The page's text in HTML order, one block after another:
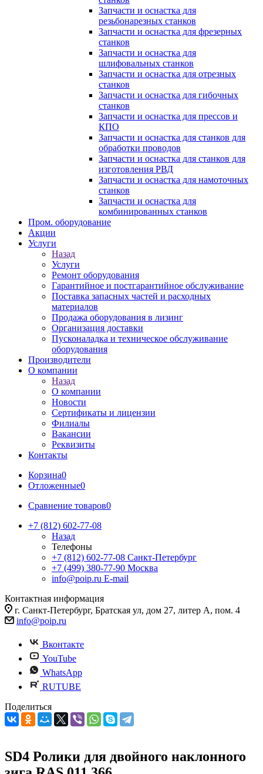
Запчасти и оснастка для
резьбонарезных станков
Запчасти и оснастка для фрезерных
станков
Запчасти и оснастка для
шлифовальных станков
Запчасти и оснастка для отрезных
станков
Запчасти и оснастка для гибочных
станков
Запчасти и оснастка для прессов и
КПО
Запчасти и оснастка для станков для
обработки проводов
Запчасти и оснастка для станков для
изготовления РВД
Запчасти и оснастка для намоточных
станков
Запчасти и оснастка для
комбинированных станков
Пром. оборудование
Акции
Услуги
Назад
Услуги
Ремонт оборудования
Гарантийное и постгарантийное обслуживание
Поставка запасных частей и расходных
материалов
Продажа оборудования в лизинг
Организация доставки
Пусконаладка и техническое обслуживание
оборудования
Производители
О компании
Назад
О компании
Новости
Сертификаты и лицензии
Филиалы
Вакансии
Реквизиты
Контакты
Корзина0
Отложенные0
Сравнение товаров0
+7 (812) 602-77-08
Назад
Телефоны
+7 (812) 602-77-08 Санкт-Петербург
+7 (499) 380-77-90 Москва
info@poip.ru E-mail
Контактная информация
г. Санкт-Петербург, Братская ул, дом 27, литер А, пом. 4
info@poip.ru
Вконтакте
YouTube
WhatsApp
RUTUBE
Поделиться
SD4 Ролики для двойного наклонного